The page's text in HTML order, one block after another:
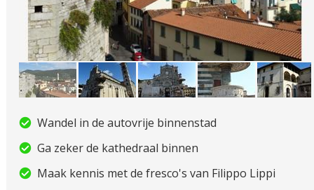
Wandel in de autovrije binnenstad
Ga zeker de kathedraal binnen
Maak kennis met de fresco's van Filippo Lippi